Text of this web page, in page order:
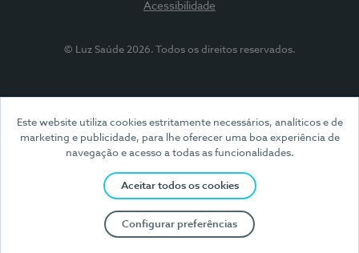
Este website utiliza cookies estritamente necessários, analíticos e de
marketing e publicidade, para lhe oferecer uma boa experiência de
navegação e acesso a todas as funcionalidades.
Aceitar todos os cookies
Configurar preferências
Acessibilidade
© Luz Saúde 2026. Todos os direitos reservados.